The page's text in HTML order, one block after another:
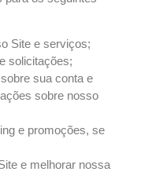
Site e serviços;
solicitações;
sua conta e
sobre nosso
e promoções, se
e melhorar nossa